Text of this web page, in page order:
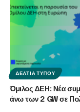
ΔΕΛΤΊΑ ΤΎΠΟΥ
Όμιλος ΔΕΗ: Νέα
άνω των 2 GW σε